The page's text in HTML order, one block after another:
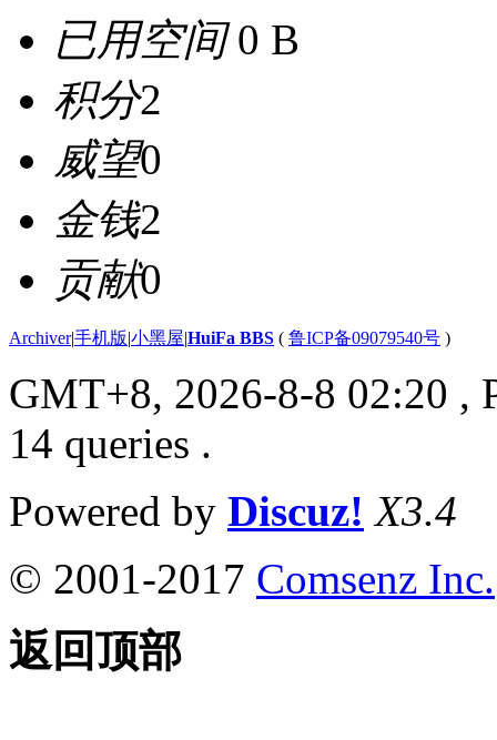
已用空间0 B
积分2
威望0
金钱2
贡献0
Archiver|手机版|小黑屋|HuiFa BBS ( 鲁ICP备09079540号 )
GMT+8, 2026-8-8 02:20 ,
14 queries .
Powered by Discuz! X3.4
© 2001-2017 Comsenz Inc.
返回顶部